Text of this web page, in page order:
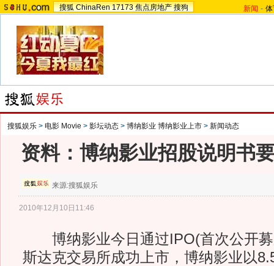
搜狐 ChinaRen 17173 焦点房地产 搜狗 新闻 -
搜狐娱乐 > 电影 Movie > 影坛动态 > 博纳影业 博纳影业上市 > 新闻动态
资料：博纳影业招股说明书
来源:搜狐娱乐
2010年12月10日11:46
博纳影业今日通过IPO(首次公开募
斯达克交易所成功上市，博纳影业以